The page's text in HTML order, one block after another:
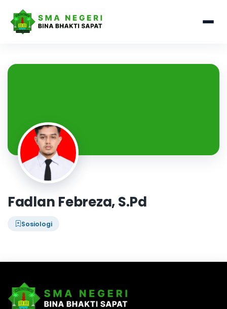
Fadlan Febreza, S.Pd
Sosiologi